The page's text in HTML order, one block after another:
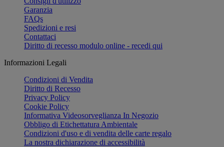
Garanzia
FAQs
Spedizioni e resi
Contattaci
Diritto di recesso modulo online - recedi qui
Informazioni Legali
Condizioni di Vendita
Diritto di Recesso
Privacy Policy
Cookie Policy
Informativa Videosorveglianza In Negozio
Obbligo di Etichettatura Ambientale
Condizioni d'uso e di vendita delle carte regalo
La nostra dichiarazione di accessibilità